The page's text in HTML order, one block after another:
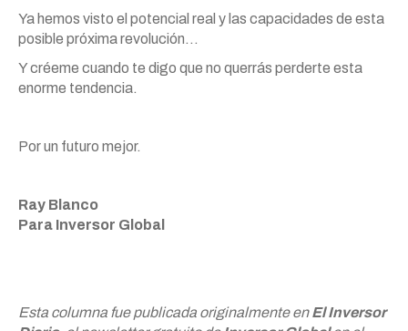
Ya hemos visto el potencial real y las capacidades de esta
posible próxima revolución…
Y créeme cuando te digo que no querrás perderte esta
enorme tendencia.
Por un futuro mejor.
Ray Blanco
Para Inversor Global
Esta columna fue publicada originalmente enEl Inversor